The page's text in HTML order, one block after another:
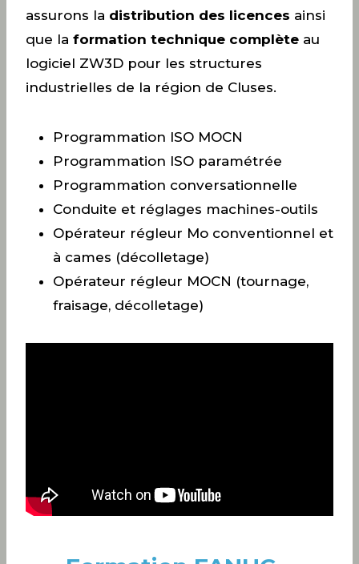
assurons la distribution des licences ainsi
que la formation technique complète au
logiciel ZW3D pour les structures
industrielles de la région de Cluses.
Programmation ISO MOCN
Programmation ISO paramétrée
Programmation conversationnelle
Conduite et réglages machines-outils
Opérateur régleur Mo conventionnel et
à cames (décolletage)
Opérateur régleur MOCN (tournage,
fraisage, décolletage)